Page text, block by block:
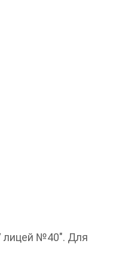
лицей №40". Для